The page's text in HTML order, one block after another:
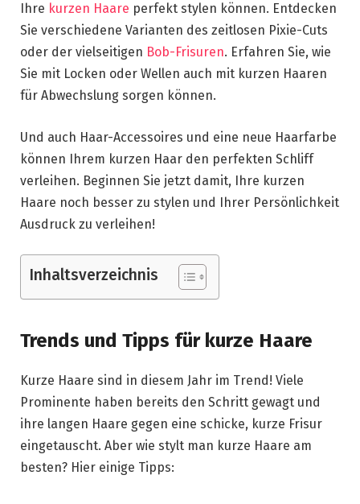
Ihre kurzen Haare perfekt stylen können. Entdecken
Sie verschiedene Varianten des zeitlosen Pixie-Cuts
oder der vielseitigen Bob-Frisuren. Erfahren Sie, wie
Sie mit Locken oder Wellen auch mit kurzen Haaren
für Abwechslung sorgen können.
Und auch Haar-Accessoires und eine neue Haarfarbe
können Ihrem kurzen Haar den perfekten Schliff
verleihen. Beginnen Sie jetzt damit, Ihre kurzen
Haare noch besser zu stylen und Ihrer Persönlichkeit
Ausdruck zu verleihen!
Inhaltsverzeichnis
Trends und Tipps für kurze Haare
Kurze Haare sind in diesem Jahr im Trend! Viele
Prominente haben bereits den Schritt gewagt und
ihre langen Haare gegen eine schicke, kurze Frisur
eingetauscht. Aber wie stylt man kurze Haare am
besten? Hier einige Tipps: